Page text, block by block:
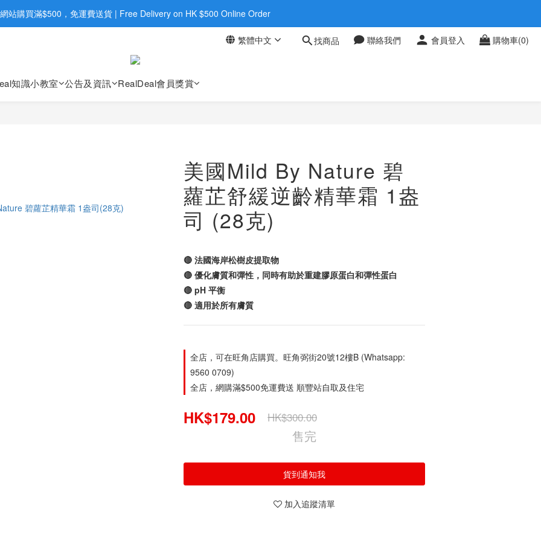
旺角店購買：旺角弼街20號12樓B  |  RealDeal 保健品 | WhatsApp 9560 0709
網站購買滿$500，免運費送貨 | Free Delivery on HK $500 Online Order
旺角店購買：旺角弼街20號12樓B  |  RealDeal 保健品 | WhatsApp 9560 0709
繁體中文 找商品 聯絡我們 會員登入 購物車(0)
知識小教室 公告及資訊 RealDeal會員獎賞
美國Mild By Nature 碧
蘿芷舒緩逆齡精華霜 1盎
司 (28克)
🔴 法國海岸松樹皮提取物
🔴 優化膚質和彈性，同時有助於重建膠原蛋白和彈性蛋白
🔴 pH 平衡
🔴 適用於所有膚質
全店，可在旺角店購買。旺角弼街20號12樓B (Whatsapp:
9560 0709)
全店，網購滿$500免運費送 順豐站自取及住宅
HK$179.00 HK$300.00
售完
貨到通知我
加入追蹤清單